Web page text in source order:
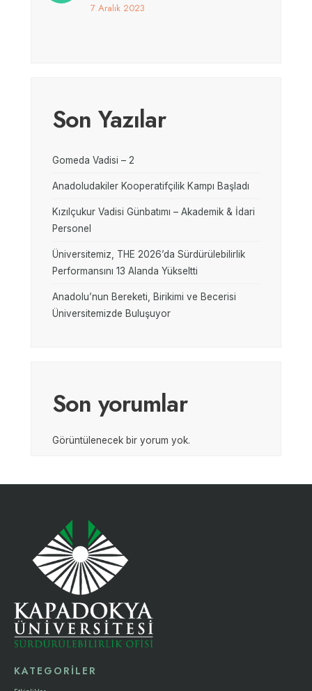
7 Aralık 2023
Son Yazılar
Gomeda Vadisi – 2
Anadoludakiler Kooperatifçilik Kampı Başladı
Kızılçukur Vadisi Günbatımı – Akademik & İdari
Personel
Üniversitemiz, THE 2026’da Sürdürülebilirlik
Performansını 13 Alanda Yükseltti
Anadolu’nun Bereketi, Birikimi ve Becerisi
Üniversitemizde Buluşuyor
Son yorumlar
Görüntülenecek bir yorum yok.
KATEGORİLER